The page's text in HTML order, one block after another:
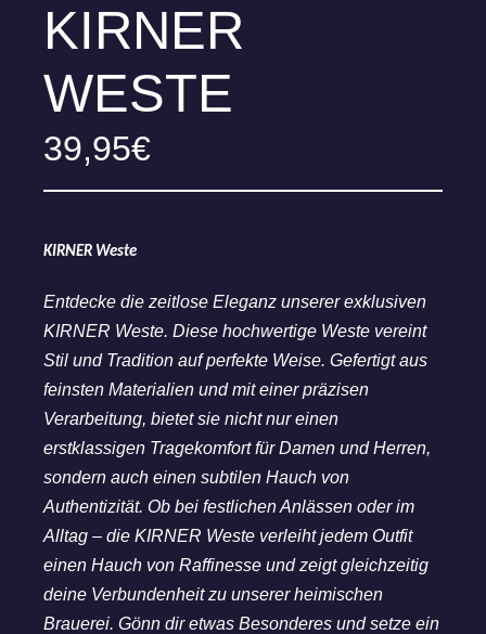
KIRNER
WESTE
39,95€
KIRNER Weste
Entdecke die zeitlose Eleganz unserer exklusiven
KIRNER Weste. Diese hochwertige Weste vereint
Stil und Tradition auf perfekte Weise. Gefertigt aus
feinsten Materialien und mit einer präzisen
Verarbeitung, bietet sie nicht nur einen
erstklassigen Tragekomfort für Damen und Herren,
sondern auch einen subtilen Hauch von
Authentizität. Ob bei festlichen Anlässen oder im
Alltag – die KIRNER Weste verleiht jedem Outfit
einen Hauch von Raffinesse und zeigt gleichzeitig
deine Verbundenheit zu unserer heimischen
Brauerei. Gönn dir etwas Besonderes und setze ein